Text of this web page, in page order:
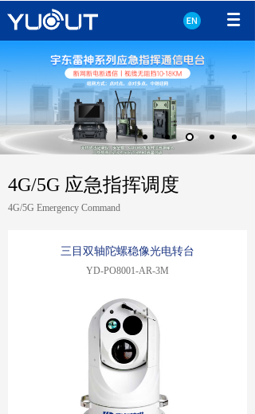
4G/5G 应急指挥调度
4G/5G Emergency Command
YD-PO8001-AR-3M
三目双轴陀螺稳像光电转台